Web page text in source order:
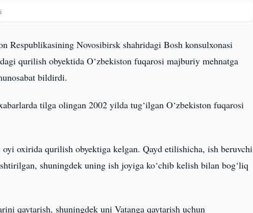
Respublikasining Novosibirsk shahridagi Bosh konsulxonasi
qurilish obyektida O‘zbekiston fuqarosi majburiy mehnatga
bildirdi.
tilga olingan 2002 yilda tug‘ilgan O‘zbekiston fuqarosi
oxirida qurilish obyektiga kelgan. Qayd etilishicha, ish beruvchi
shuningdek uning ish joyiga ko‘chib kelish bilan bog‘liq
qaytarish, shuningdek uni Vatanga qaytarish uchun